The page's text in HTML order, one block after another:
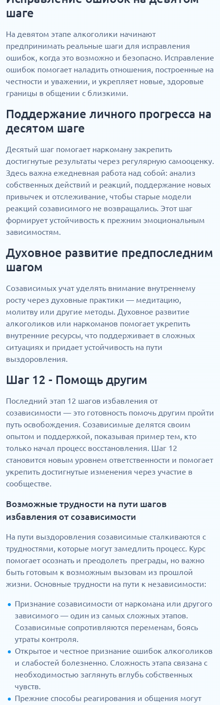
шаге
На девятом этапе алкоголики начинают
предпринимать реальные шаги для исправления
ошибок, когда это возможно и безопасно. Исправление
ошибок помогает наладить отношения, построенные на
честности и уважении, и укрепляет новые, здоровые
границы в общении с близкими.
Поддержание личного прогресса на
десятом шаге
Десятый шаг помогает наркоману закрепить
достигнутые результаты через регулярную самооценку.
Здесь важна ежедневная работа над собой: анализ
собственных действий и реакций, поддержание новых
привычек и отслеживание, чтобы старые модели
реакций созависимого не возвращались. Этот шаг
формирует устойчивость к прежним эмоциональным
зависимостям.
Духовное развитие предпоследним
шагом
Созависимых учат уделять внимание внутреннему
росту через духовные практики — медитацию,
молитву или другие методы. Духовное развитие
алкоголиков или наркоманов помогает укрепить
внутренние ресурсы, что поддерживает в сложных
ситуациях и придает устойчивость на пути
выздоровления.
Шаг 12 - Помощь другим
Последний этап 12 шагов избавления от
созависимости — это готовность помочь другим пройти
путь освобождения. Созависимые делятся своим
опытом и поддержкой, показывая пример тем, кто
только начал процесс восстановления. Шаг 12
становится новым уровнем ответственности и помогает
укрепить достигнутые изменения через участие в
сообществе.
Возможные трудности на пути шагов
избавления от созависимости
На пути выздоровления созависимые сталкиваются с
трудностями, которые могут замедлить процесс. Курс
помогает осознать и преодолеть преграды, но важно
быть готовым к возможным вызовам из прошлой
жизни. Основные трудности на пути к независимости:
Признание созависимости от наркомана или другого
зависимого — один из самых сложных этапов.
Созависимые сопротивляются переменам, боясь
утраты контроля.
Открытое и честное признание ошибок алкоголиков
и слабостей болезненно. Сложность этапа связана с
необходимостью заглянуть вглубь собственных
чувств.
Прежние способы реагирования и общения могут